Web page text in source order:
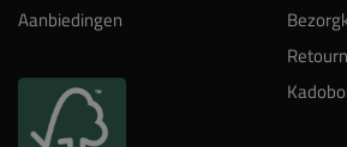
Aanbiedingen